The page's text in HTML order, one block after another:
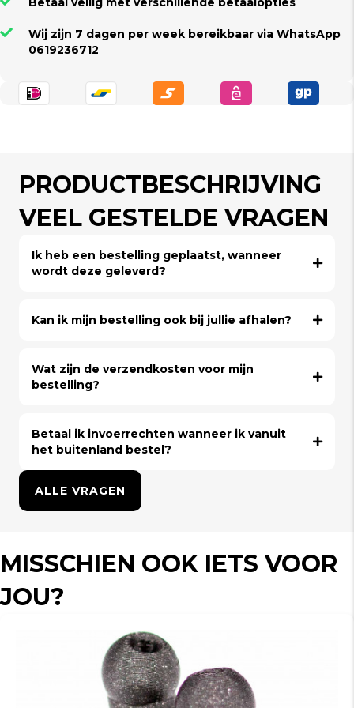
Wij zijn 7 dagen per week bereikbaar via WhatsApp
0619236712
PRODUCTBESCHRIJVING
VEEL GESTELDE VRAGEN
Ik heb een bestelling geplaatst, wanneer
wordt deze geleverd?
Kan ik mijn bestelling ook bij jullie afhalen?
Wat zijn de verzendkosten voor mijn
bestelling?
Betaal ik invoerrechten wanneer ik vanuit
het buitenland bestel?
ALLE VRAGEN
MISSCHIEN OOK IETS VOOR
JOU?